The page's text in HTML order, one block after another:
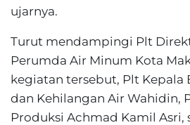
ujarnya.
Turut mendampingi Plt
Perumda Air Minum Kota
kegiatan tersebut, Plt Kepala
dan Kehilangan Air Wahidin,
Produksi Achmad Kamil Asri,